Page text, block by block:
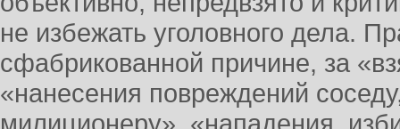
не избежать уголовного дела.
сфабрикованной причине, за
«нанесения повреждений